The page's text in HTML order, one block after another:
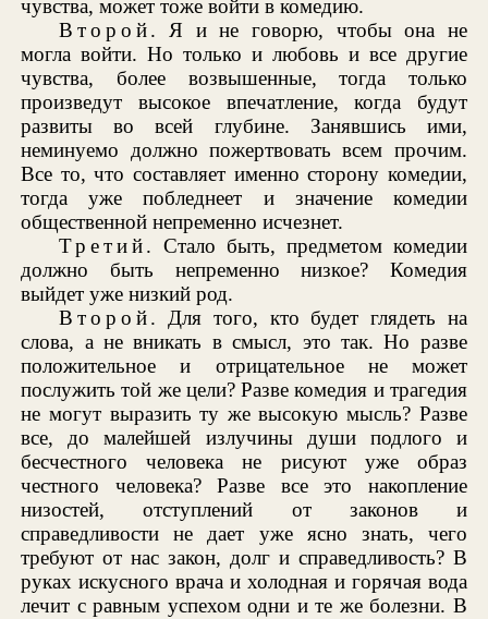
чувства, может тоже войти в комедию.
Второй. Я и не говорю, чтобы она не
могла войти. Но только и любовь и все другие
чувства, более возвышенные, тогда только
произведут высокое впечатление, когда будут
развиты во всей глубине. Занявшись ими,
неминуемо должно пожертвовать всем прочим.
Все то, что составляет именно сторону комедии,
тогда уже побледнеет и значение комедии
общественной непременно исчезнет.
Третий. Стало быть, предметом комедии
должно быть непременно низкое? Комедия
выйдет уже низкий род.
Второй. Для того, кто будет глядеть на
слова, а не вникать в смысл, это так. Но разве
положительное и отрицательное не может
послужить той же цели? Разве комедия и трагедия
не могут выразить ту же высокую мысль? Разве
все, до малейшей излучины души подлого и
бесчестного человека не рисуют уже образ
честного человека? Разве все это накопление
низостей, отступлений от законов и
справедливости не дает уже ясно знать, чего
требуют от нас закон, долг и справедливость? В
руках искусного врача и холодная и горячая вода
лечит с равным успехом одни и те же болезни. В